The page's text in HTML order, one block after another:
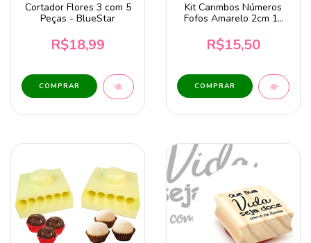
Cortador Flores 3 com 5
Peças - BlueStar
R$18,99
Kit Carimbos Números
Fofos Amarelo 2cm 10
R$15,50